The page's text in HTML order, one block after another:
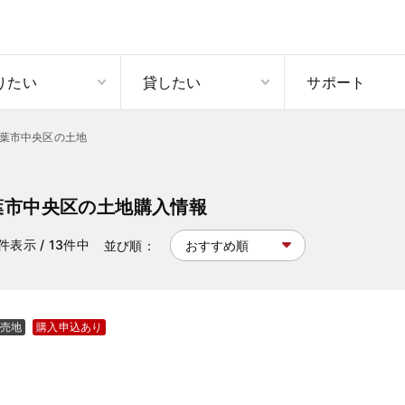
たい 貸したい サポート
市中央区の土地
中央区の土地購入情報
表示/ 13件中 並び順：
売地 購入申込あり